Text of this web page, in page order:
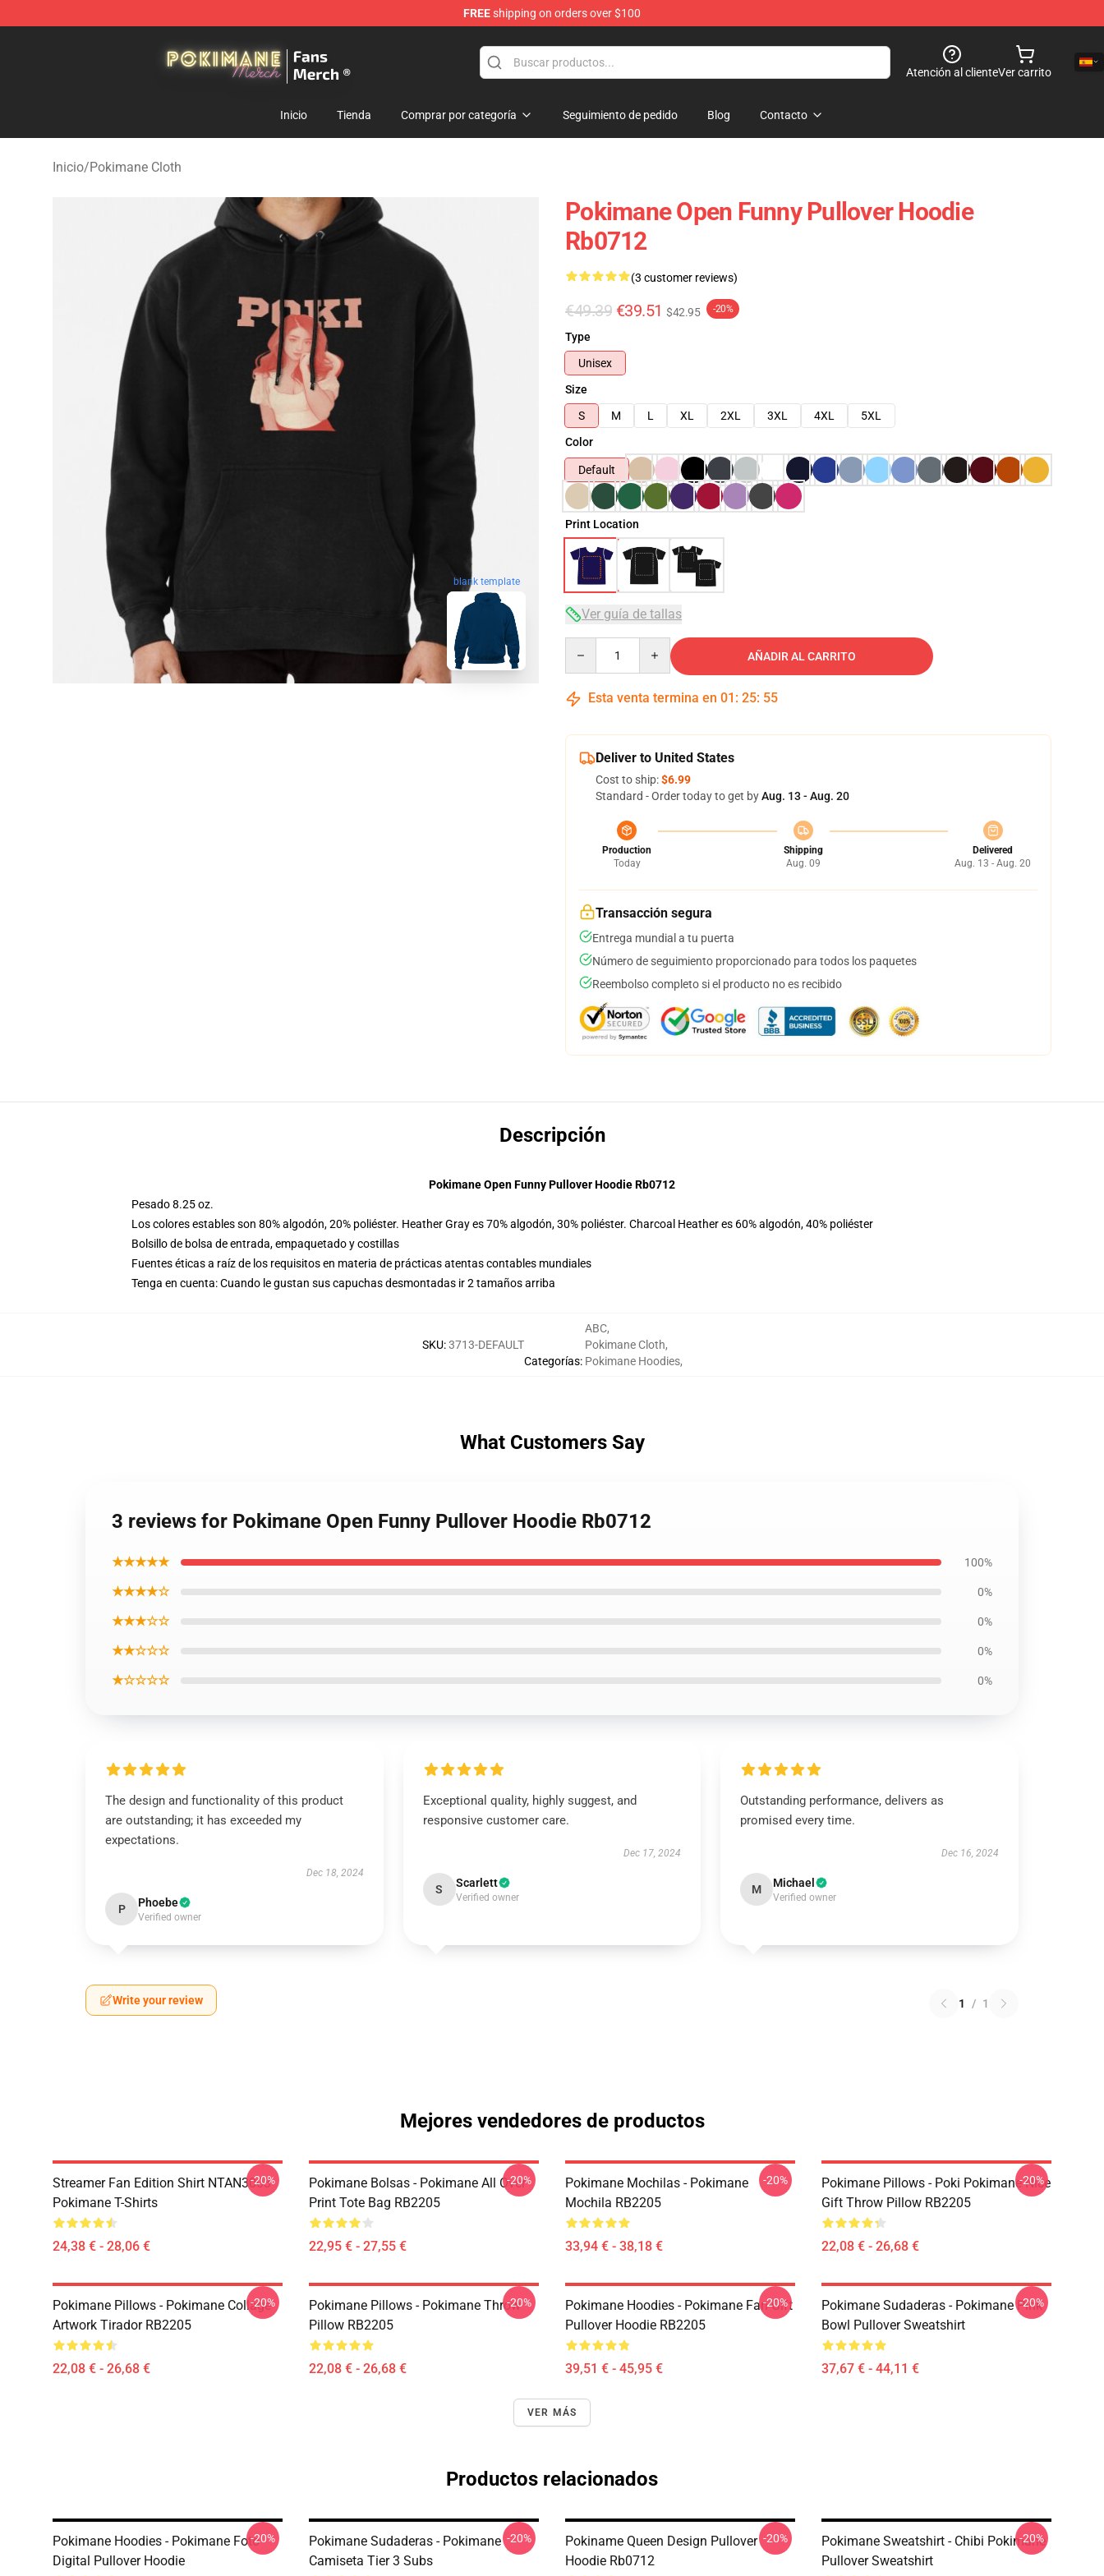
FREEshipping on orders over $100
Atención al clienteVer carrito
Inicio Tienda Comprar por categoría Seguimiento de pedido Blog Contacto
Inicio/Pokimane Cloth
blank template
Pokimane Open Funny Pullover Hoodie
Rb0712
(3 customer reviews)
€49.39 €39.51 $42.95 -20%
Type
Unisex
Size
S
M L XL 2XL 3XL 4XL
5XL
Color
Default
Print Location
Ver guía de tallas
AÑADIR AL CARRITO
Esta venta termina en 01 : 25: 54
Deliver to United States
Cost to ship:$6.99
Standard - Order today to get byAug. 13 - Aug. 20
Production
Today
Shipping
Aug. 09
Delivered
Aug. 13 - Aug. 20
Transacción segura
Entrega mundial a tu puerta
Número de seguimiento proporcionado para todos los paquetes
Reembolso completo si el producto no es recibido
Descripción
Pokimane Open Funny Pullover Hoodie Rb0712
Pesado 8.25 oz.
Los colores estables son 80% algodón, 20% poliéster. Heather Gray es 70% algodón, 30% poliéster. Charcoal Heather es 60% algodón, 40% poliéster
Bolsillo de bolsa de entrada, empaquetado y costillas
Fuentes éticas a raíz de los requisitos en materia de prácticas atentas contables mundiales
Tenga en cuenta: Cuando le gustan sus capuchas desmontadas ir 2 tamaños arriba
SKU:3713-DEFAULT
Categorías:
ABC,
Pokimane Cloth,
Pokimane Hoodies,
What Customers Say
3 reviews for Pokimane Open Funny Pullover Hoodie Rb0712
★★★★★ 100%
★★★★☆ 0%
★★★☆☆ 0%
★★☆☆☆ 0%
★☆☆☆☆ 0%
The design and functionality of this product
are outstanding; it has exceeded my
expectations.
Dec 18, 2024
P Phoebe
Verified owner
Exceptional quality, highly suggest, and
responsive customer care.
Dec 17, 2024
S Scarlett
Verified owner
Outstanding performance, delivers as
promised every time.
Dec 16, 2024
M Michael
Verified owner
Write your review 1 / 1
Mejores vendedores de productos
Streamer Fan Edition Shirt NTAN3003
Pokimane T-Shirts
24,38 € - 28,06 €
-20%
Pokimane Bolsas - Pokimane All Over
Print Tote Bag RB2205
22,95 € - 27,55 €
-20%
Pokimane Mochilas - Pokimane
Mochila RB2205
33,94 € - 38,18 €
-20%
Pokimane Pillows - Poki Pokimane Nice
Gift Throw Pillow RB2205
22,08 € - 26,68 €
-20%
Pokimane Pillows - Pokimane Collage
Artwork Tirador RB2205
22,08 € - 26,68 €
-20%
Pokimane Pillows - Pokimane Throw
Pillow RB2205
22,08 € - 26,68 €
-20%
Pokimane Hoodies - Pokimane Fan Gift
Pullover Hoodie RB2205
39,51 € - 45,95 €
-20%
Pokimane Sudaderas - Pokimane Pink
Bowl Pullover Sweatshirt
37,67 € - 44,11 €
-20%
VER MÁS
Productos relacionados
Pokimane Hoodies - Pokimane Foto
Digital Pullover Hoodie
-20%
Pokimane Sudaderas - Pokimane
Camiseta Tier 3 Subs
-20%
Pokiname Queen Design Pullover
Hoodie Rb0712
-20%
Pokimane Sweatshirt - Chibi Pokimane
Pullover Sweatshirt
-20%